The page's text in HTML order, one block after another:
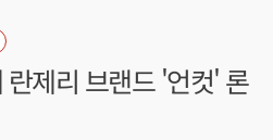
제리 브랜드 '언컷' 론